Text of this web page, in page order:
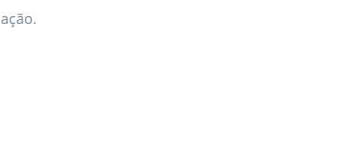
ação.